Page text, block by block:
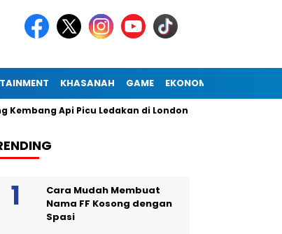
KHASANAH GAME EKONOMI
Api Picu Ledakan di London Diogo Jota Dies in
Cara Mudah Membuat
Nama FF Kosong dengan
Spasi